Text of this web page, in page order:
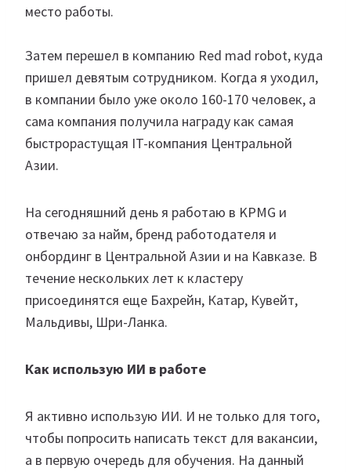
место работы.
Затем перешел в компанию Red mad robot, куда
пришел девятым сотрудником. Когда я уходил,
в компании было уже около 160-170 человек, а
сама компания получила награду как самая
быстрорастущая IT-компания Центральной
Азии.
На сегодняшний день я работаю в KPMG и
отвечаю за найм, бренд работодателя и
онбординг в Центральной Азии и на Кавказе. В
течение нескольких лет к кластеру
присоединятся еще Бахрейн, Катар, Кувейт,
Мальдивы, Шри-Ланка.
Как использую ИИ в работе
Я активно использую ИИ. И не только для того,
чтобы попросить написать текст для вакансии,
а в первую очередь для обучения. На данный